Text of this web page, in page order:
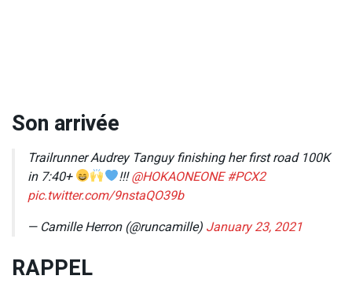
Son arrivée
Trailrunner Audrey Tanguy finishing her first road 100K
in 7:40+
!!!@HOKAONEONE #PCX2
pic.twitter.com/9nstaQO39b
— Camille Herron (@runcamille) January 23, 2021
RAPPEL